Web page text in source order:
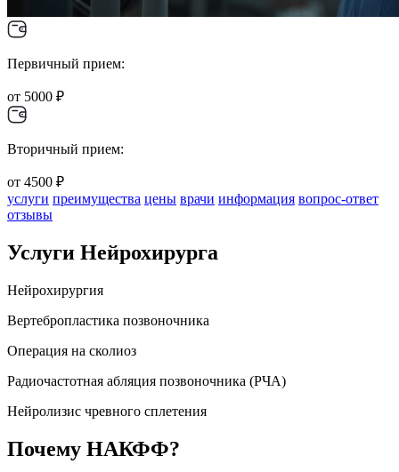
Первичный прием:
от 5000 ₽
Вторичный прием:
от 4500 ₽
услуги преимущества цены врачи информация вопрос-ответ
отзывы
Услуги Нейрохирурга
Нейрохирургия
Вертебропластика позвоночника
Операция на сколиоз
Радиочастотная абляция позвоночника (РЧА)
Нейролизис чревного сплетения
Почему НАКФФ?